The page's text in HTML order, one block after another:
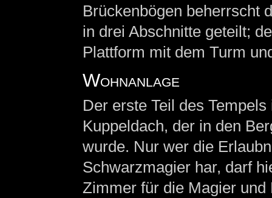
Brückenbögen beherrscht
in drei Abschnitte geteilt;
Plattform mit dem Turm
Wohnanlage
Der erste Teil des
Kuppeldach, der in den
wurde. Nur wer die
Schwarzmagier har, darf
Zimmer für die Magier und